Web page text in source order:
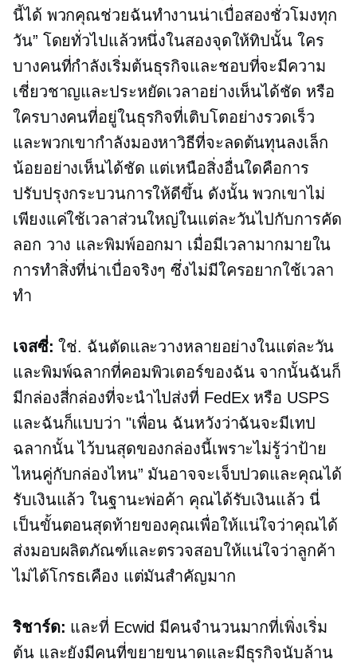
นี้ได้ พวกคุณช่วยฉันทำงานน่าเบื่อสองชั่วโมงทุก
วัน” โดยทั่วไปแล้วหนึ่งในสองจุดให้ทิปนั้น ใคร
บางคนที่กำลังเริ่มต้นธุรกิจและชอบที่จะมีความ
เชี่ยวชาญและประหยัดเวลาอย่างเห็นได้ชัด หรือ
ใครบางคนที่อยู่ในธุรกิจที่เติบโตอย่างรวดเร็ว
และพวกเขากำลังมองหาวิธีที่จะลดต้นทุนลงเล็ก
น้อยอย่างเห็นได้ชัด แต่เหนือสิ่งอื่นใดคือการ
ปรับปรุงกระบวนการให้ดีขึ้น ดังนั้น พวกเขาไม่
เพียงแค่ใช้เวลาส่วนใหญ่ในแต่ละวันไปกับการคัด
ลอก วาง และพิมพ์ออกมา เมื่อมีเวลามากมายใน
การทำสิ่งที่น่าเบื่อจริงๆ ซึ่งไม่มีใครอยากใช้เวลา
ทำ
เจสซี่: ใช่. ฉันตัดและวางหลายอย่างในแต่ละวัน
และพิมพ์ฉลากที่คอมพิวเตอร์ของฉัน จากนั้นฉันก็
มีกล่องสี่กล่องที่จะนำไปส่งที่ FedEx หรือ USPS
และฉันก็แบบว่า "เพื่อน ฉันหวังว่าฉันจะมีเทป
ฉลากนั้น ไว้บนสุดของกล่องนี้เพราะไม่รู้ว่าป้าย
ไหนคู่กับกล่องไหน” มันอาจจะเจ็บปวดและคุณได้
รับเงินแล้ว ในฐานะพ่อค้า คุณได้รับเงินแล้ว นี่
เป็นขั้นตอนสุดท้ายของคุณเพื่อให้แน่ใจว่าคุณได้
ส่งมอบผลิตภัณฑ์และตรวจสอบให้แน่ใจว่าลูกค้า
ไม่ได้โกรธเคือง แต่มันสำคัญมาก
ริชาร์ด: และที่ Ecwid มีคนจำนวนมากที่เพิ่งเริ่ม
ต้น และยังมีคนที่ขยายขนาดและมีธุรกิจนับล้าน